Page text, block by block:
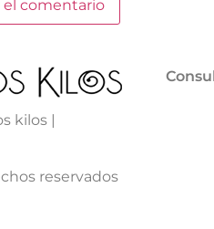
kilos |
reservados